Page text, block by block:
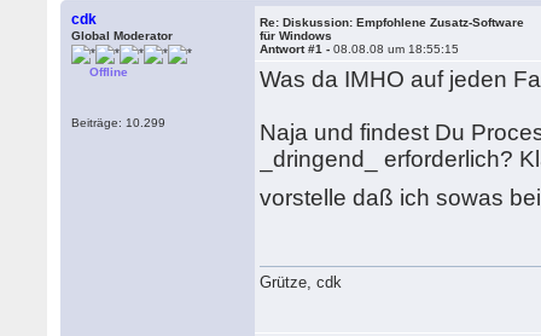
cdk
Global Moderator
Offline
Beiträge: 10.299
Re: Diskussion: Empfohlene Zusatz-Software
für Windows
Antwort #1 -08.08.08 um 18:55:15
Was da IMHO auf jeden
Naja und findest Du
_dringend_ erforderlich?
vorstelle daß ich sowas
Grütze, cdk